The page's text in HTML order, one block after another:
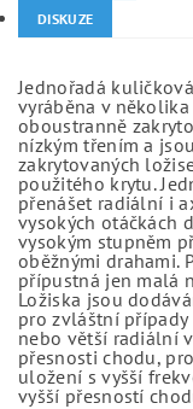
DISKUZE
Jednořadá
vyráběna v
oboustranně
nízkým třením a
zakrytovaných
použitého krytu.
přenášet radiální i
vysokých otáčkách
vysokým stupněm
oběžnými drahami.
přípustná jen malá
Ložiska jsou
pro zvláštní
nebo větší radiální
přesnosti chodu,
uložení s vyšší
vyšší přesností